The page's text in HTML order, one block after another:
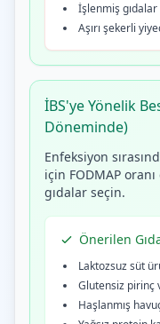
İşlenmiş gıdalar
Aşırı şekerli
İBS'ye Yönelik
Döneminde)
Enfeksiyon
için FODMAP
gıdalar seçin.
Önerilen
Laktozsuz süt
Glutensiz pirinç
Haşlanmış